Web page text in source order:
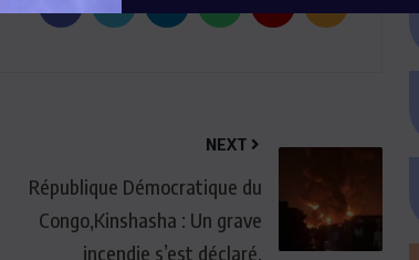
NEXT
République Démocratique du
Congo,Kinshasha : Un grave
incendie s’est déclaré.